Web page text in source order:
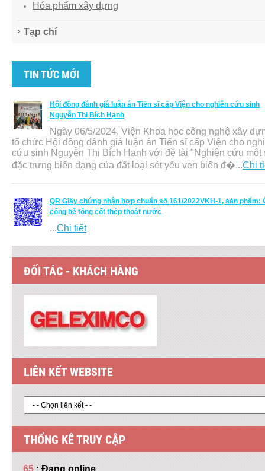
Hóa phẩm xây dựng
Tạp chí
TIN TỨC MỚI
Hội đồng đánh giá luận án Tiến sĩ cấp Viện cho nghiên cứu sinh
Nguyễn Thị Bích Hạnh
Ngày 06/5/2024, Viện Khoa học công nghệ xây
tổ chức Hội đồng đánh giá luận án Tiến sĩ cấp Viện cho
cứu sinh Nguyễn Thị Bích Hạnh với đề tài "Nghiên cứu một
đặc trưng biến dạng của đất loại sét yếu ven biển đ�...Chi
QR Giấy chứng nhận hợp chuẩn số 161/2022VKH-1, sản phẩm:
cống bê tông cốt thép thoát nước
...Chi tiết
ĐỐI TÁC - KHÁCH HÀNG
LIÊN KẾT WEBSITE
THỐNG KÊ TRUY CẬP